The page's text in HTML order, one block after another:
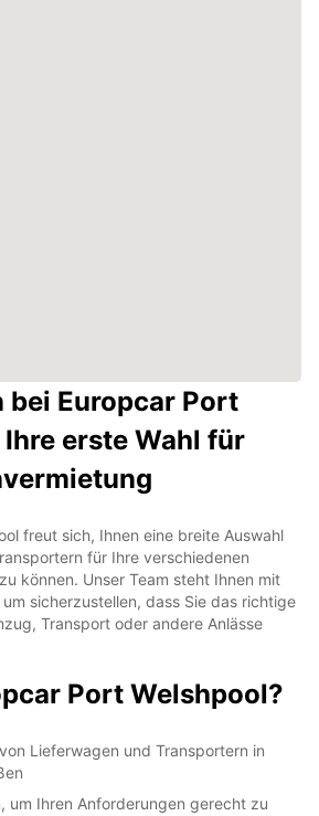
bei Europcar Port
erste Wahl für
freut sich, Ihnen eine breite Auswahl
für Ihre verschiedenen
können. Unser Team steht Ihnen mit
sicherzustellen, dass Sie das richtige
Transport oder andere Anlässe
Port Welshpool?
Lieferwagen und Transportern in
um Ihren Anforderungen gerecht zu